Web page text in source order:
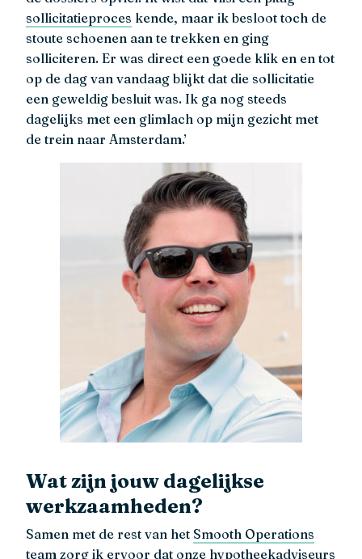
sollicitatieproces kende, maar ik besloot toch de
stoute schoenen aan te trekken en ging
solliciteren. Er was direct een goede klik en en tot
op de dag van vandaag blijkt dat die sollicitatie
een geweldig besluit was. Ik ga nog steeds
dagelijks met een glimlach op mijn gezicht met
de trein naar Amsterdam.’
Wat zijn jouw dagelijkse
werkzaamheden?
Samen met de rest van het Smooth Operations
team zorg ik ervoor dat onze hypotheekadviseurs